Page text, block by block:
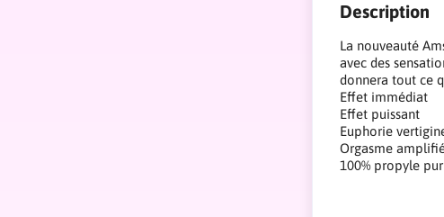
Description
La nouveauté
avec des
donnera tout ce
Effet immédiat
Effet puissant
Euphorie
Orgasme
100% propyle pur